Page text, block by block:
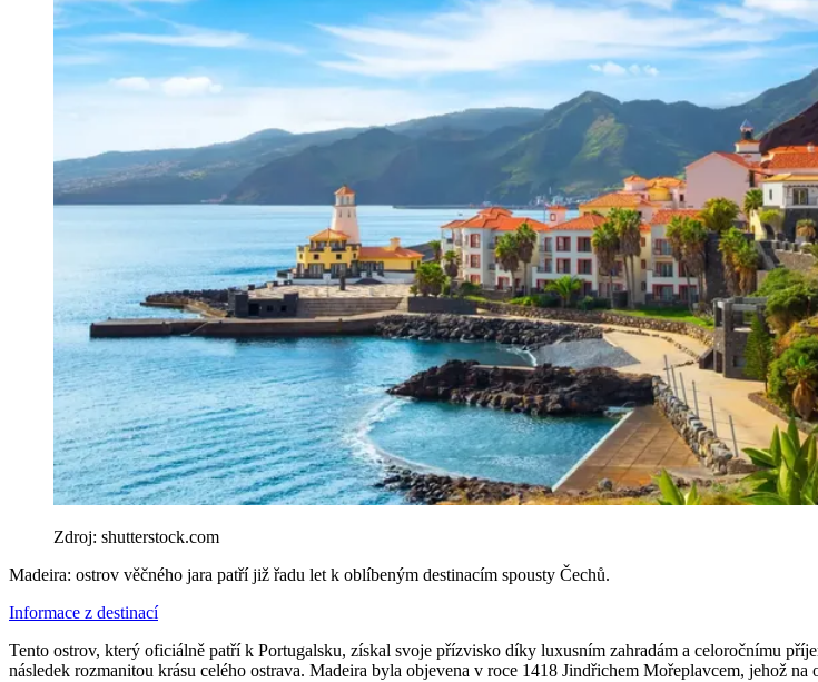
Zdroj: shutterstock.com
Madeira: ostrov věčného jara patří již řadu let k oblíbeným destinacím spousty Čechů.
Informace z destinací
Tento ostrov, který oficiálně patří k Portugalsku, získal svoje přízvisko díky luxusním zahradám a celoročnímu
následek rozmanitou krásu celého ostrava. Madeira byla objevena v roce 1418 Jindřichem Mořeplavcem, jehož